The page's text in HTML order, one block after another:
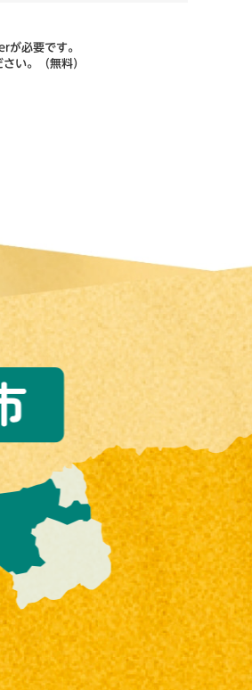
必要です。
い。（無料）